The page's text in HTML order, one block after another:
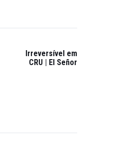
Irreversível em
CRU | El Señor